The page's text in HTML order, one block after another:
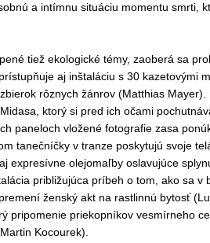
a intímnu situáciu momentu smrti,
tiež ekologické témy, zaoberá sa
aj inštaláciu s 30 kazetovými
rôznych žánrov (Matthias
ktorý si pred ich očami
paneloch vložené fotografie zasa
tanečníčky v tranze poskytujú svoje
expresívne olejomaľby oslavujúce
približujúca príbeh o tom, ako sa v
ženský akt na rastlinnú bytosť
pripomenie priekopníkov vesmírneho
Kocourek).